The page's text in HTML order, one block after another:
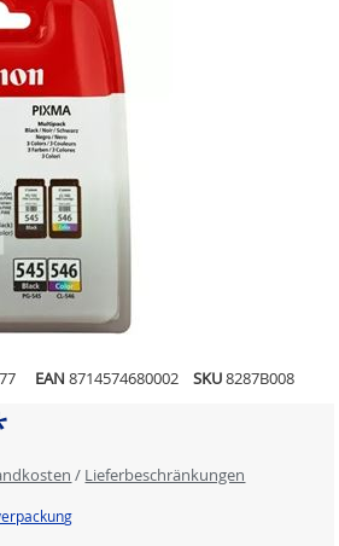
EAN 8714574680002 SKU8287B008
/ Lieferbeschränkungen